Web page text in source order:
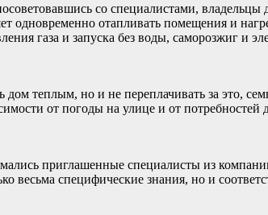
со специалистами,
одновременно отапливать помещения и
газа и запуска без воды, саморозжиг и
теплым, но и не переплачивать за это,
от погоды на улице и от
приглашенные специалисты из
весьма специфические знания, но и